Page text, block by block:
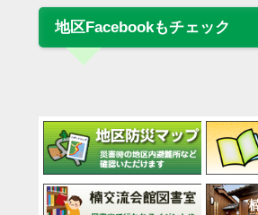
地区Facebookもチェック